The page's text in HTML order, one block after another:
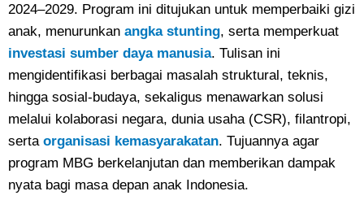
2024–2029. Program ini ditujukan untuk memperbaiki gizi
anak, menurunkan angka stunting, serta memperkuat
investasi sumber daya manusia. Tulisan ini
mengidentifikasi berbagai masalah struktural, teknis,
hingga sosial-budaya, sekaligus menawarkan solusi
melalui kolaborasi negara, dunia usaha (CSR), filantropi,
serta organisasi kemasyarakatan. Tujuannya agar
program MBG berkelanjutan dan memberikan dampak
nyata bagi masa depan anak Indonesia.